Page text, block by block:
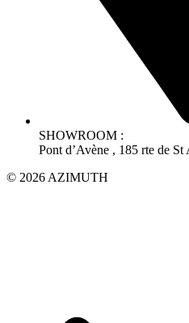
SHOWROOM :
Pont d’Avène , 185 rte de
© 2026 AZIMUTH